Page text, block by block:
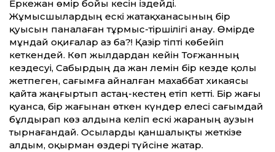
Еркежан өмір бойы әкесін іздейді.
Жұмысшылардың ескі жатақханасының бір
қуысын паналаған тұрмыс-тіршілігі анау. Өмірде
мұндай оқиғалар аз ба?! Қазір тіпті көбейіп
кеткендей. Көп жылдардан кейін Тоғжанның
кездесуі, Сабырдың да жан әлемін бір кезде қолы
жетпеген, сағымға айналған махаббат хикаясы
қайта жаңғыртып астаң-кестең етіп кетті. Бір жағы
қуанса, бір жағынан өткен күндер елесі сағымдай
бұлдырап көз алдына келіп ескі жараның аузын
тыр­­нағандай. Осыларды қаншалықты жеткізе
алдым, оқырман өздері түйсіне жатар.